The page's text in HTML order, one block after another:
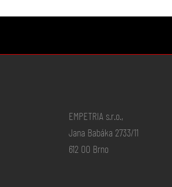
EMPETRIA s.r.o.,
Jana Babáka 2733/11
612 00 Brno